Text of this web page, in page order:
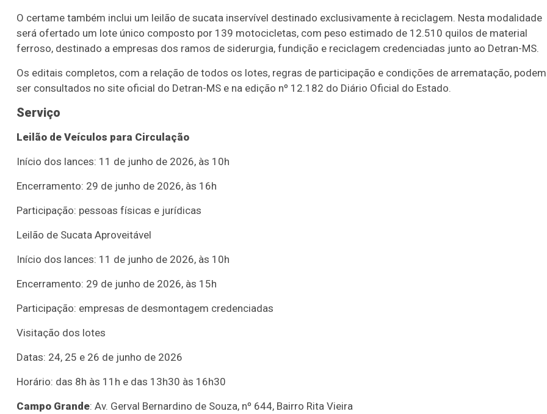
O certame também inclui um leilão de sucata inservível destinado exclusivamente à reciclagem. Nesta modalidade
será ofertado um lote único composto por 139 motocicletas, com peso estimado de 12.510 quilos de material
ferroso, destinado a empresas dos ramos de siderurgia, fundição e reciclagem credenciadas junto ao Detran-MS.
Os editais completos, com a relação de todos os lotes, regras de participação e condições de arrematação, podem
ser consultados no site oficial do Detran-MS e na edição nº 12.182 do Diário Oficial do Estado.
Serviço
Leilão de Veículos para Circulação
Início dos lances: 11 de junho de 2026, às 10h
Encerramento: 29 de junho de 2026, às 16h
Participação: pessoas físicas e jurídicas
Leilão de Sucata Aproveitável
Início dos lances: 11 de junho de 2026, às 10h
Encerramento: 29 de junho de 2026, às 15h
Participação: empresas de desmontagem credenciadas
Visitação dos lotes
Datas: 24, 25 e 26 de junho de 2026
Horário: das 8h às 11h e das 13h30 às 16h30
Campo Grande: Av. Gerval Bernardino de Souza, nº 644, Bairro Rita Vieira